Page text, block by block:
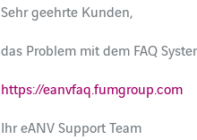
Sehr geehrte Kunden,
das Problem mit dem FAQ
https://eanvfaq.fumgroup.com
Ihr eANV Support Team